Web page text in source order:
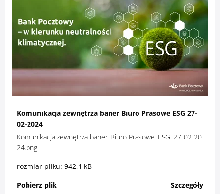
Komunikacja zewnętrza baner Biuro Prasowe ESG 27-
02-2024
Komunikacja zewnętrza baner_Biuro Prasowe_ESG_27-02-20
24.png
rozmiar pliku: 942,1 kB
Pobierz plik
Szczegóły